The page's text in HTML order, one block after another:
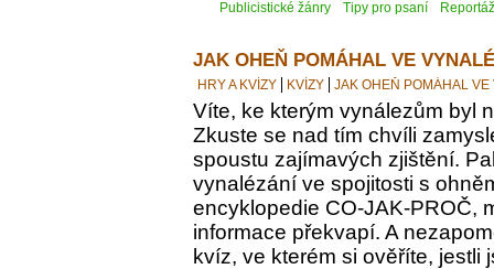
Publicistické žánry Tipy pro psaní Reportáž
JAK OHEŇ POMÁHAL VE
HRY A KVÍZY KVÍZY JAK OHEŇ POMÁHAL VE
Víte, ke kterým vynálezům byl
Zkuste se nad tím chvíli
spoustu zajímavých zjištění.
vynalézání ve spojitosti s
encyklopedie CO-JAK-PROČ,
informace překvapí. A
kvíz, ve kterém si ověříte, jestli